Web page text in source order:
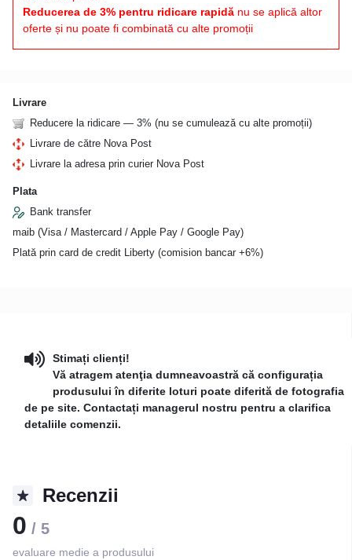
Reducerea de 3% pentru ridicare rapidă nu se aplică altor
oferte și nu poate fi combinată cu alte promoții
Livrare
Reducere la ridicare — 3% (nu se cumulează cu alte promoții)
Livrare de către Nova Post
Livrare la adresa prin curier Nova Post
Plata
Bank transfer
maib (Visa / Mastercard / Apple Pay / Google Pay)
Plată prin card de credit Liberty (comision bancar +6%)
Stimați clienți!
Vă atragem atenţia dumneavoastră că configurația
produsului în diferite loturi poate diferită de fotografia
de pe site. Contactați managerul nostru pentru a clarifica
detaliile comenzii.
Recenzii
0 / 5
evaluare medie a produsului